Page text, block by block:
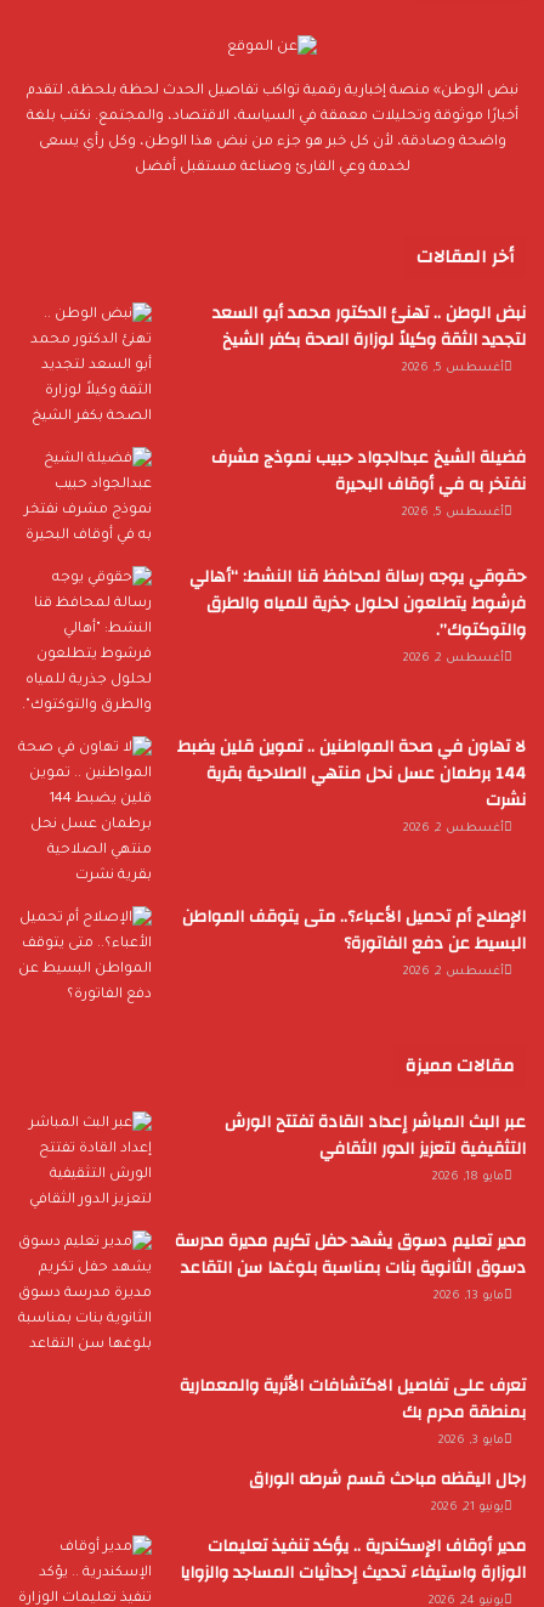
نبض الوطن» منصة إخبارية رقمية تواكب تفاصيل الحدث لحظة بلحظة، لتقدم
أخبارًا موثوقة وتحليلات معمقة في السياسة، الاقتصاد، والمجتمع. نكتب بلغة
واضحة وصادقة، لأن كل خبر هو جزء من نبض هذا الوطن، وكل رأي يسعى
لخدمة وعي القارئ وصناعة مستقبل أفضل
أخر المقالات
نبض الوطن .. تهنئ الدكتور محمد أبو السعد
لتجديد الثقة وكيلاً لوزارة الصحة بكفر الشيخ
أغسطس 5, 2026
فضيلة الشيخ عبدالجواد حبيب نموذج مشرف
نفتخر به في أوقاف البحيرة
أغسطس 5, 2026
حقوقي يوجه رسالة لمحافظ قنا النشط: “أهالي
فرشوط يتطلعون لحلول جذرية للمياه والطرق
والتوكتوك”.
أغسطس 2, 2026
لا تهاون في صحة المواطنين .. تموين قلين يضبط
144 برطمان عسل نحل منتهي الصلاحية بقرية
نشرت
أغسطس 2, 2026
الإصلاح أم تحميل الأعباء؟.. متى يتوقف المواطن
البسيط عن دفع الفاتورة؟
أغسطس 2, 2026
مقالات مميزة
عبر البث المباشر إعداد القادة تفتتح الورش
التثقيفية لتعزيز الدور الثقافي
مايو 18, 2026
مدير تعليم دسوق يشهد حفل تكريم مديرة مدرسة
دسوق الثانوية بنات بمناسبة بلوغها سن التقاعد
مايو 13, 2026
تعرف على تفاصيل الاكتشافات الأثرية والمعمارية
بمنطقة محرم بك
مايو 3, 2026
رجال اليقظه مباحث قسم شرطه الوراق
يونيو 21, 2026
مدير أوقاف الإسكندرية .. يؤكد تنفيذ تعليمات
الوزارة واستيفاء تحديث إحداثيات المساجد والزوايا
يونيو 24, 2026